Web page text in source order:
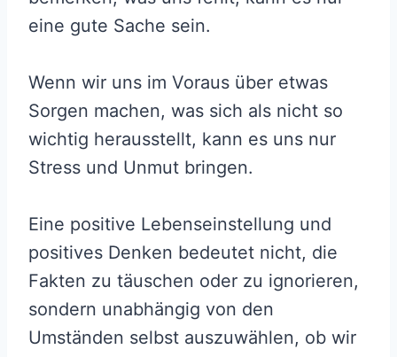
eine gute Sache sein.
Wenn wir uns im Voraus über etwas
Sorgen machen, was sich als nicht so
wichtig herausstellt, kann es uns nur
Stress und Unmut bringen.
Eine positive Lebenseinstellung und
positives Denken bedeutet nicht, die
Fakten zu täuschen oder zu ignorieren,
sondern unabhängig von den
Umständen selbst auszuwählen, ob wir